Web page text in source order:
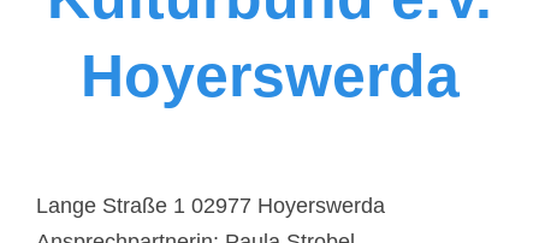
Hoyerswerda
Lange Straße 1 02977 Hoyerswerda